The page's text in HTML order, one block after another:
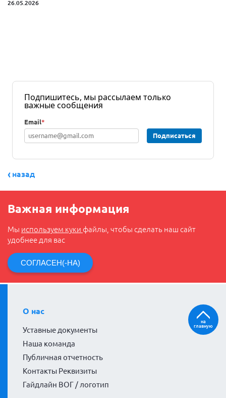
26.05.2026
Подпишитесь, мы рассылаем только
важные сообщения
Email*
Подписаться
назад
Важная информация
Мы используем куки файлы, чтобы сделать наш сайт
удобнее для вас
СОГЛАСЕН(-НА)
О нас
Уставные документы
Наша команда
Публичная отчетность
Контакты Реквизиты
Гайдлайн ВОГ / логотип
на
главную